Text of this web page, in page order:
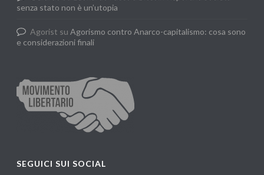
senza stato non è un’utopia
Agorist suAgorismo contro Anarco-capitalismo: cosa sono
e considerazioni finali
SEGUICI SUI SOCIAL